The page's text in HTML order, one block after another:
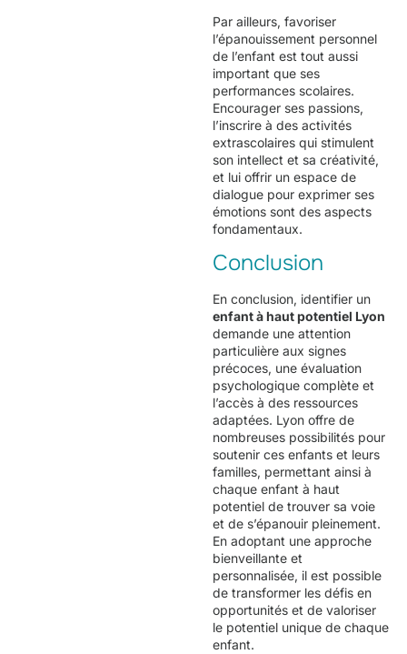
Par ailleurs, favoriser
l’épanouissement personnel
de l’enfant est tout aussi
important que ses
performances scolaires.
Encourager ses passions,
l’inscrire à des activités
extrascolaires qui stimulent
son intellect et sa créativité,
et lui offrir un espace de
dialogue pour exprimer ses
émotions sont des aspects
fondamentaux.
Conclusion
En conclusion, identifier un
enfant à haut potentiel Lyon
demande une attention
particulière aux signes
précoces, une évaluation
psychologique complète et
l’accès à des ressources
adaptées. Lyon offre de
nombreuses possibilités pour
soutenir ces enfants et leurs
familles, permettant ainsi à
chaque enfant à haut
potentiel de trouver sa voie
et de s’épanouir pleinement.
En adoptant une approche
bienveillante et
personnalisée, il est possible
de transformer les défis en
opportunités et de valoriser
le potentiel unique de chaque
enfant.